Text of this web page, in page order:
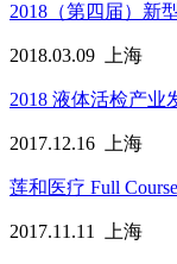
2018（第四届）新
2018.03.09 上海
2018 液体活检产业
2017.12.16 上海
莲和医疗 Full
2017.11.11 上海